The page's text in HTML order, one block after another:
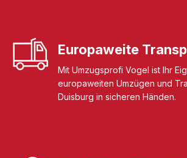
Europaweite
Mit Umzugsprofi Vogel ist Ihr
europaweiten Umzügen und
Duisburg in sicheren Händen.